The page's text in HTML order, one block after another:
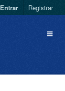
Entrar Registrar